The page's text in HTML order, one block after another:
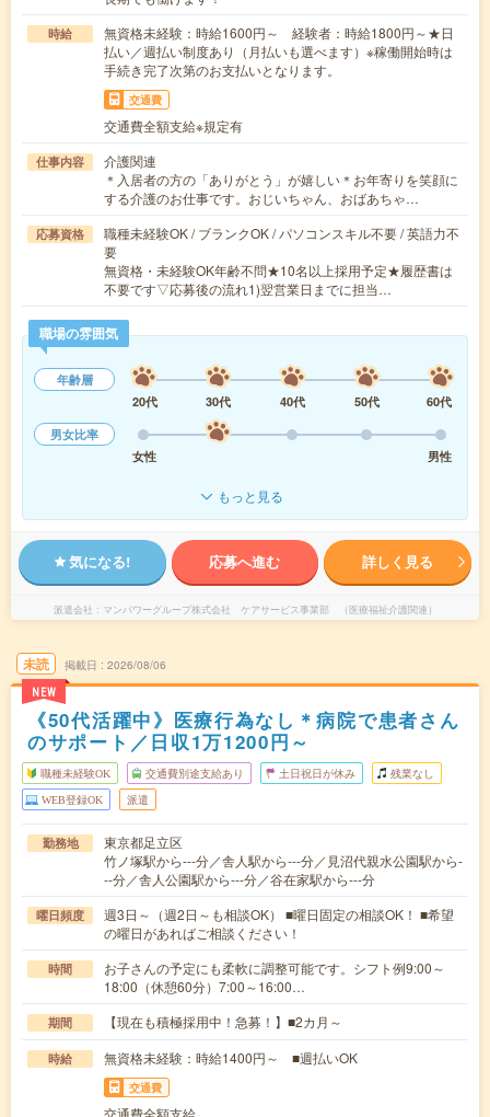
時給
無資格未経験：時給1600円～ 経験者：時給1800円～★日
払い／週払い制度あり（月払いも選べます）※稼働開始時は
手続き完了次第のお支払いとなります。
交通費
交通費全額支給※規定有
仕事内容
介護関連
＊入居者の方の「ありがとう」が嬉しい＊お年寄りを笑顔に
する介護のお仕事です。おじいちゃん、おばあちゃ…
応募資格
職種未経験OK / ブランクOK / パソコンスキル不要 / 英語力不
要
無資格・未経験OK年齢不問★10名以上採用予定★履歴書は
不要です▽応募後の流れ1)翌営業日までに担当…
職場の雰囲気
年齢層
20代
30代 40代 50代
60代
男女比率
女性
男性
もっと見る
気になる! 応募へ進む 詳しく見る
派遣会社 マンパワーグループ株式会社 ケアサービス事業部 （医療福祉介護関連）
未読
NEW
掲載日 2026/08/06
《50代活躍中》医療行為なし＊病院で患者さん
のサポート／日収1万1200円～
職種未経験OK 交通費別途支給あり 土日祝日が休み 残業なし
WEB登録OK 派遣
勤務地
東京都足立区
竹ノ塚駅から---分／舎人駅から---分／見沼代親水公園駅から-
--分／舎人公園駅から---分／谷在家駅から---分
曜日頻度
週3日～（週2日～も相談OK） ■曜日固定の相談OK！ ■希望
の曜日があればご相談ください！
時間
お子さんの予定にも柔軟に調整可能です。シフト例9:00～
18:00（休憩60分）7:00～16:00…
期間 【現在も積極採用中！急募！】■2カ月～
時給 無資格未経験：時給1400円～ ■週払いOK
交通費
交通費全額支給